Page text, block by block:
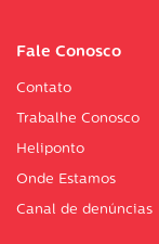
Fale Conosco
Contato
Trabalhe Conosco
Heliponto
Onde Estamos
Canal de denúncias